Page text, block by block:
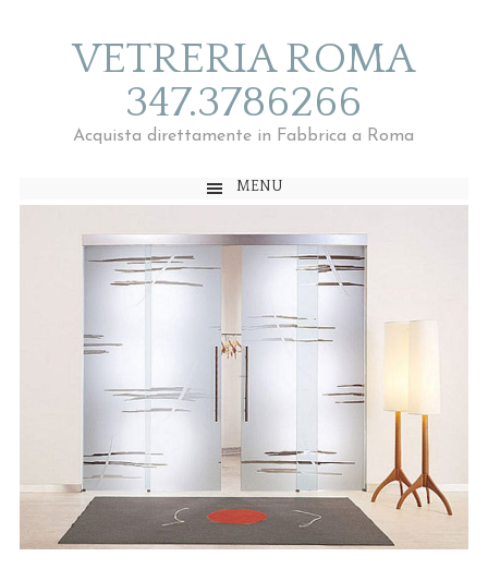
VETRERIA ROMA
347.3786266
Acquista direttamente in Fabbrica a Roma
MENU